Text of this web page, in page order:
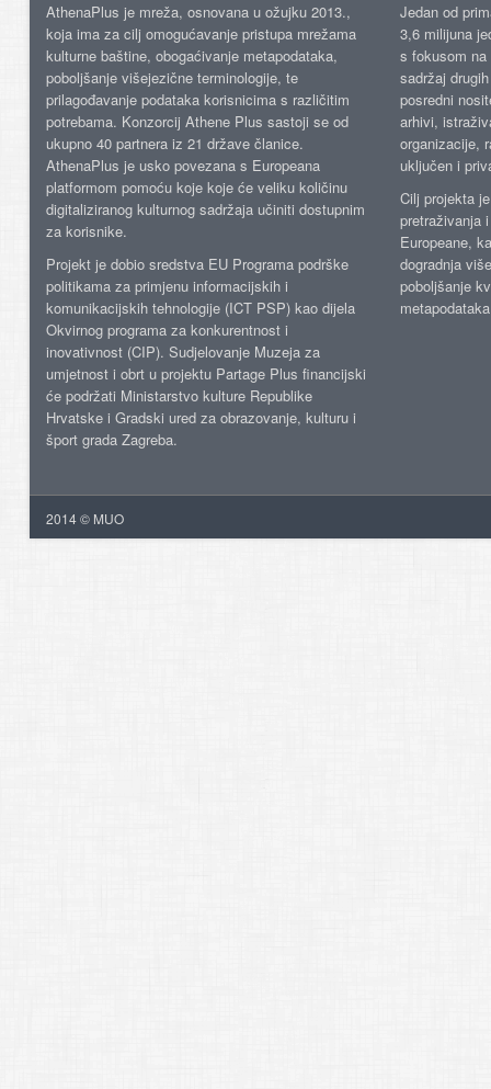
AthenaPlus je mreža, osnovana u ožujku 2013.,
koja ima za cilj omogućavanje pristupa mrežama
kulturne baštine, obogaćivanje metapodataka,
poboljšanje višejezične terminologije, te
prilagođavanje podataka korisnicima s različitim
potrebama. Konzorcij Athene Plus sastoji se od
ukupno 40 partnera iz 21 države članice.
AthenaPlus je usko povezana s Europeana
platformom pomoću koje koje će veliku količinu
digitaliziranog kulturnog sadržaja učiniti dostupnim
za korisnike.
Projekt je dobio sredstva EU Programa podrške
politikama za primjenu informacijskih i
komunikacijskih tehnologije (ICT PSP) kao dijela
Okvirnog programa za konkurentnost i
inovativnost (CIP). Sudjelovanje Muzeja za
umjetnost i obrt u projektu Partage Plus financijski
će podržati Ministarstvo kulture Republike
Hrvatske i Gradski ured za obrazovanje, kulturu i
šport grada Zagreba.
Jedan od
3,6 milijuna
s fokusom
sadržaj
posredni
arhivi,
organizacije,
uključen i
Cilj projekta
pretraživanja
Europeane,
dogradnja
poboljšanje
2014 © MUO